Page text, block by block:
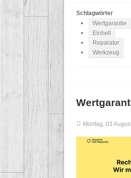
Schlagwörter
Wertgarantie
Einhell
Reparatur
Werkzeug
Montag, 03